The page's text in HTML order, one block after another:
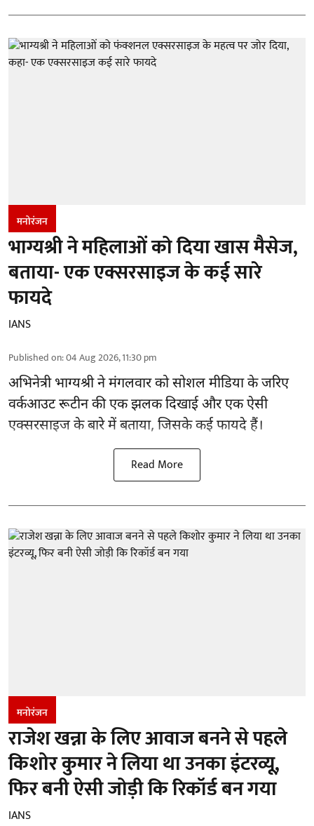
मनोरंजन
भाग्यश्री ने महिलाओं को दिया खास मैसेज,
बताया- एक एक्सरसाइज के कई सारे
फायदे
IANS
Published on:04 Aug 2026, 11:30 pm
अभिनेत्री भाग्यश्री ने मंगलवार को सोशल मीडिया के जरिए
वर्कआउट रूटीन की एक झलक दिखाई और एक ऐसी
एक्सरसाइज के बारे में बताया, जिसके कई फायदे हैं।
Read More
मनोरंजन
राजेश खन्ना के लिए आवाज बनने से पहले
किशोर कुमार ने लिया था उनका इंटरव्यू,
फिर बनी ऐसी जोड़ी कि रिकॉर्ड बन गया
IANS